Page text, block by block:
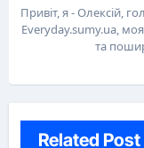
Привіт, я - Олексій,
Everyday.sumy.ua,
та
Related Post